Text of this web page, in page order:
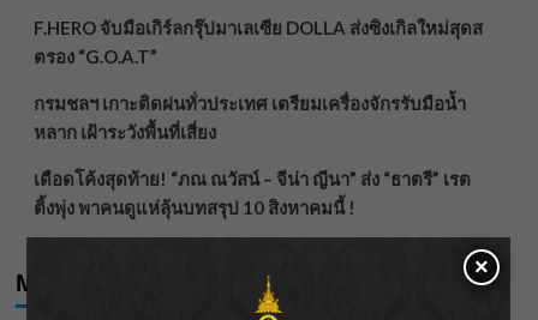
F.HERO จับมือเกิร์ลกรุ๊ปมาเลเซีย DOLLA ส่งซิงเกิลใหม่สุดส
ตรอง “G.O.A.T”
กรมชลฯ เกาะติดฝนทั่วประเทศ เตรียมเครื่องจักรรับมือน้ำ
หลาก เฝ้าระวังพื้นที่เสี่ยง
เดือดโค้งสุดท้าย! “ภณ ณวัสน์ – จีน่า ญีนา” ส่ง “ธาตรี” เรต
ติ้งพุ่ง พาคนดูแห่ลุ้นบทสรุป 10 สิงหาคมนี้ !
Meta
×